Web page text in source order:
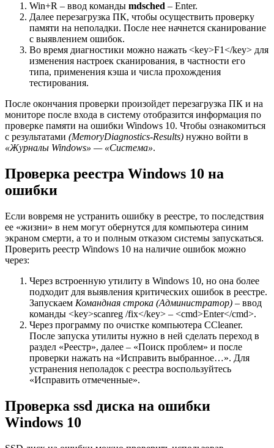
Win+R – ввод команды mdsched – Enter.
Далее перезагрузка ПК, чтобы осуществить проверку
памяти на неполадки. После нее начнется сканирование
с выявлением ошибок.
Во время диагностики можно нажать <key>F1</key> для
изменения настроек сканирования, в частности его
типа, применения кэша и числа прохождения
тестирования.
После окончания проверки произойдет перезагрузка ПК и на
мониторе после входа в систему отобразится информация по
проверке памяти на ошибки Windows 10. Чтобы ознакомиться
с результатами (MemoryDiagnostics-Results) нужно войти в
«Журналы Windows» — «Система».
Проверка реестра Windows 10 на
ошибки
Если вовремя не устранить ошибку в реестре, то последствия
ее «жизни» в нем могут обернутся для компьютера синим
экраном смерти, а то и полным отказом системы запускаться.
Проверить реестр Windows 10 на наличие ошибок можно
через:
Через встроенную утилиту в Windows 10, но она более
подходит для выявления критических ошибок в реестре.
Запускаем Командная строка (Администратор) – ввод
команды <key>scanreg /fix</key> – <cmd>Enter</cmd>.
Через программу по очистке компьютера CCleaner.
После запуска утилиты нужно в ней сделать переход в
раздел «Реестр», далее – «Поиск проблем» и после
проверки нажать на «Исправить выбранное…». Для
устранения неполадок с реестра воспользуйтесь
«Исправить отмеченные».
Проверка ssd диска на ошибки
Windows 10